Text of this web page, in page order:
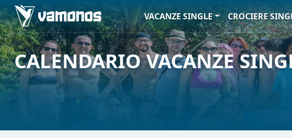
VACANZE SINGLE CROCIERE
CALENDARIO VACANZE